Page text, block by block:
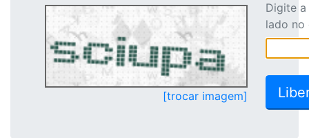
[trocar imagem]
Digite
lado no